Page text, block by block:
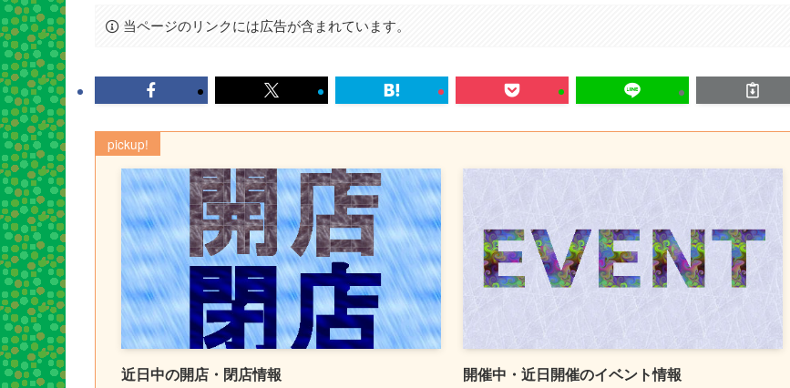
当ページのリンクには広告が含まれています。
pickup!
近日中の開店・閉店情報 開催中・近日開催のイベント情報